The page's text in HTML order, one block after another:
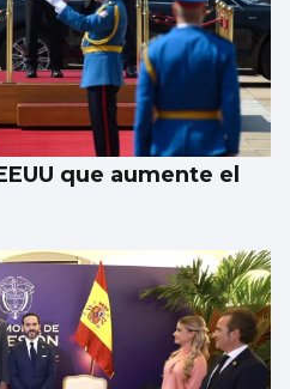
que aumente el